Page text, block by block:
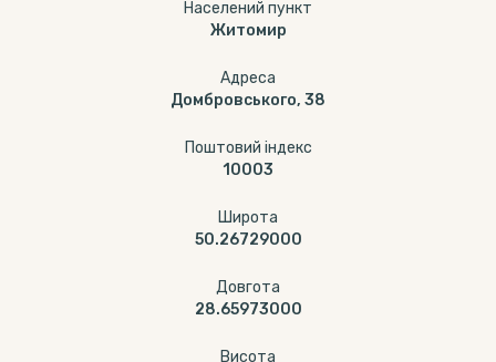
Населений пункт
Житомир
Адреса
Домбровського, 38
Поштовий індекс
10003
Широта
50.26729000
Довгота
28.65973000
Висота